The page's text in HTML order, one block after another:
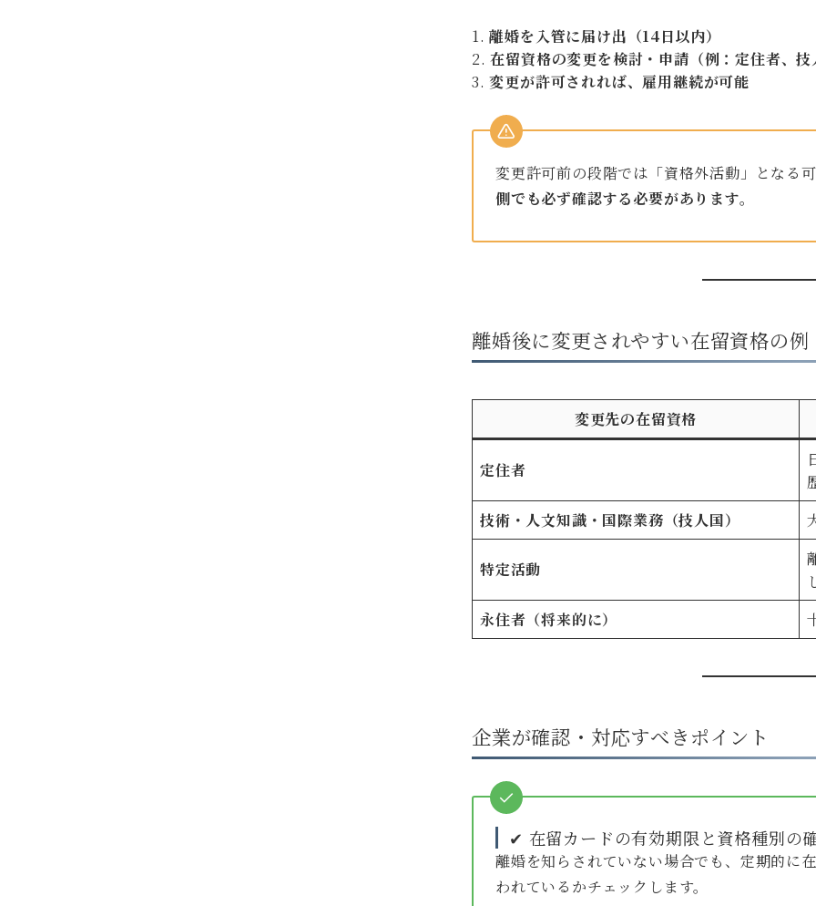
離婚を入管に届け出（14日以内）
在留資格の変更を検討・申請（例：定住者、
変更が許可されれば、雇用継続が可能
変更許可前の段階では「資格外活動」となる
側でも必ず確認する必要があります。
離婚後に変更されやすい在留資格の例
変更先の在留資格
定住者
技術・人文知識・国際業務（技人国）
特定活動
永住者（将来的に）
企業が確認・対応すべきポイント
✔ 在留カードの有効期限と資格種別の
離婚を知らされていない場合でも、定期的に
われているかチェックします。